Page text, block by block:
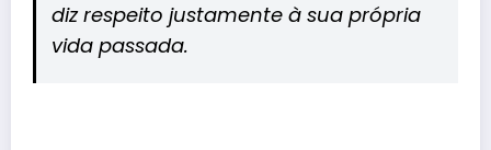
diz respeito justamente à sua própria
vida passada.